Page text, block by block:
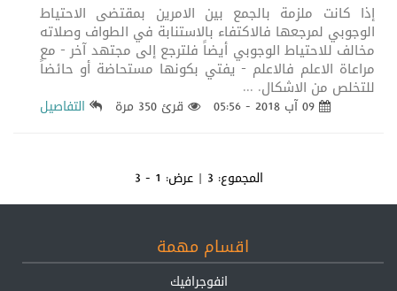
إذا كانت ملزمة بالجمع بين الامرين بمقتضى الاحتياط
الوجوبي لمرجعها فالاكتفاء بالاستنابة في الطواف وصلاته
مخالف للاحتياط الوجوبي أيضاً فلترجع إلى مجتهد آخر - مع
مراعاة الاعلم فالاعلم - يفتي بكونها مستحاضة أو حائضاً
للتخلص من الاشكال. ...
قرئ 350 مرة التفاصيل
المجموع: 3 | عرض: 1 - 3
اقسام مهمة
انفوجرافيك